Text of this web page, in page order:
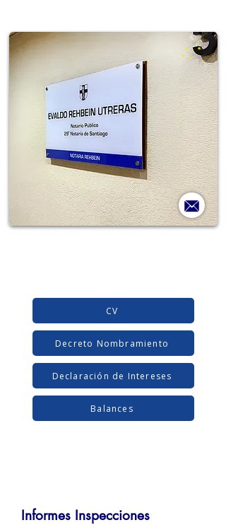
CV
Decreto Nombramiento
Declaración de Intereses
Balances
Informes Inspecciones